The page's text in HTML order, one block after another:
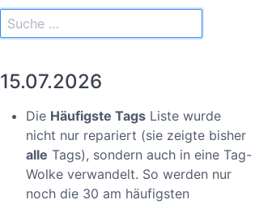
15.07.2026
Die Häufigste Tags Liste wurde
nicht nur repariert (sie zeigte bisher
alle Tags), sondern auch in eine Tag-
Wolke verwandelt. So werden nur
noch die 30 am häufigsten